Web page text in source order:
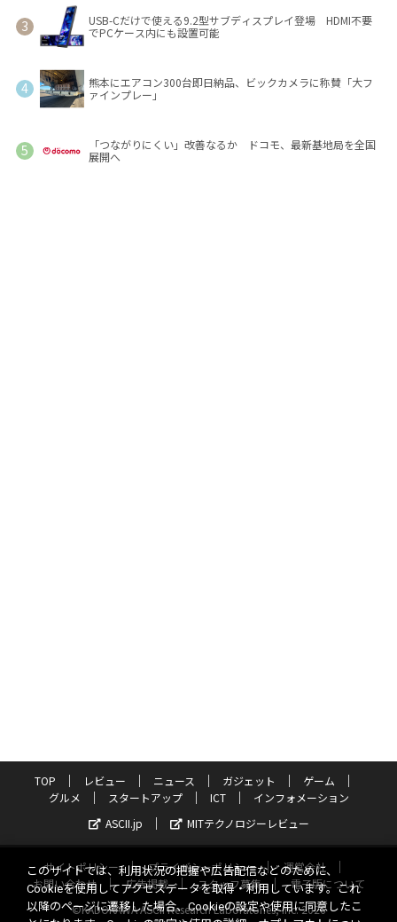
USB-Cだけで使える9.2型サブディスプレイ登場 HDMI不要
でPCケース内にも設置可能
熊本にエアコン300台即日納品、ビックカメラに称賛「大フ
ァインプレー」
「つながりにくい」改善なるか ドコモ、最新基地局を全国
展開へ
TOP レビュー ニュース ガジェット
ゲーム
グルメ
スタートアップ ICT
インフォメーション
ASCII.jp
MITテクノロジーレビュー
サイトポリシー プライバシーポリシー
運営会社
お問い合わせ
広告掲載 スタッフ募集
電子版について
©KADOKAWA ASCII Research Laboratories, Inc. 2026
このサイトでは、利用状況の把握や広告配信などのために、
Cookieを使用してアクセスデータを取得・利用しています。これ
以降のページに遷移した場合、Cookieの設定や使用に同意したこ